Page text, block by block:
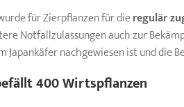
für Zierpflanzen für dieregulär
Notfallzulassungen auch zur
Japankäfer nachgewiesen ist und die
400 Wirtspflanzen